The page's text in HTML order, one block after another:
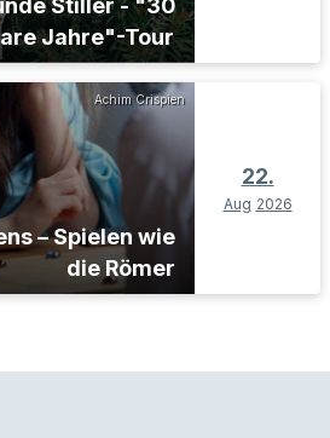
Stiller - "30
Jahre"-Tour
Achim Crispien
– Spielen wie
die Römer
22.
Aug 2026